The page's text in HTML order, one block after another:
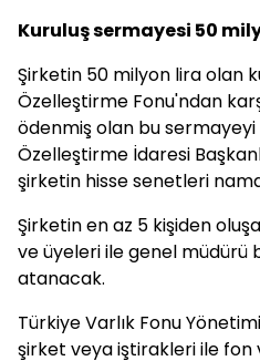
Kuruluş sermayesi 50
Şirketin 50 milyon lira olan
Özelleştirme Fonu'ndan
ödenmiş olan bu
Özelleştirme İdaresi
şirketin hisse senetleri
Şirketin en az 5 kişiden
ve üyeleri ile genel müdürü
atanacak.
Türkiye Varlık Fonu
şirket veya iştirakleri ile